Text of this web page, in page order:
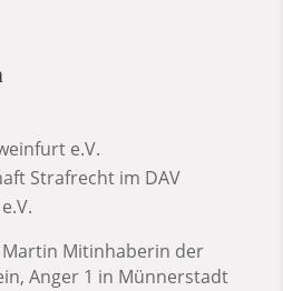
e.V.
Strafrecht im DAV
Mitinhaberin der
Anger 1 in Münnerstadt